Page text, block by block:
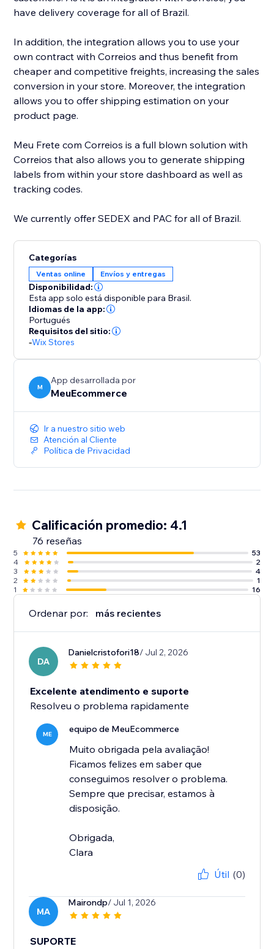
have delivery coverage for all of Brazil.
In addition, the integration allows you to use your
own contract with Correios and thus benefit from
cheaper and competitive freights, increasing the sales
conversion in your store. Moreover, the integration
allows you to offer shipping estimation on your
product page.
Meu Frete com Correios is a full blown solution with
Correios that also allows you to generate shipping
labels from within your store dashboard as well as
tracking codes.
We currently offer SEDEX and PAC for all of Brazil.
Categorías
Ventas online Envíos y entregas
Disponibilidad:
Esta app solo está disponible para Brasil.
Idiomas de la app:
Portugués
Requisitos del sitio:
-Wix Stores
M
App desarrollada por
MeuEcommerce
Ir a nuestro sitio web
Atención al Cliente
Política de Privacidad
Calificación promedio: 4.1
76 reseñas
5
53
4
2
3
4
2
1
1
16
Ordenar por: más recientes
DA
Danielcristofori18/ Jul 2, 2026
Excelente atendimento e suporte
Resolveu o problema rapidamente
ME equipo de MeuEcommerce
Muito obrigada pela avaliação!
Ficamos felizes em saber que
conseguimos resolver o problema.
Sempre que precisar, estamos à
disposição.
Obrigada,
Clara
Útil (0)
MA
Mairondp/ Jul 1, 2026
SUPORTE